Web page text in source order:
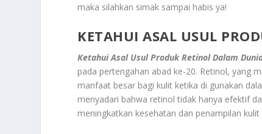
maka silahkan simak sampai habis ya!
KETAHUI ASAL USUL
Ketahui Asal Usul Produk Retinol Dalam
pada pertengahan abad ke-20. Retinol, yang
manfaat besar bagi kulit ketika di gunakan
menyadari bahwa retinol tidak hanya efektif
meningkatkan kesehatan dan penampilan kulit